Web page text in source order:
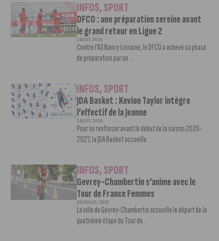
INFOS,SPORT
DFCO : une préparation sereine avant
le grand retour en Ligue 2
3 AOÛT, 2026
Contre l’AS Nancy Lorraine, le DFCO a achevé sa phase
de préparation par un...
INFOS,SPORT
JDA Basket : Kevion Taylor intègre
l’effectif de la Jeanne
3 AOÛT, 2026
Pour se renforcer avant le début de la saison 2026-
2027, la JDA Basket accueille...
INFOS,SPORT
Gevrey-Chambertin s’anime avec le
Tour de France Femmes
30 JUILLET, 2026
La ville de Gevrey-Chambertin accueille le départ de la
quatrième étape du Tour de...